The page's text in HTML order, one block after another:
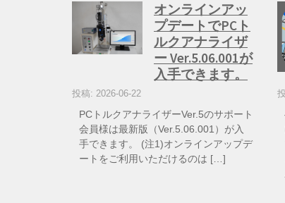
オンラインアッ
プデートでPCト
ルクアナライザ
ー Ver.5.06.001が
入手できます。
投稿: 2026-06-22
PCトルクアナライザーVer.5のサポート
会員様は最新版（Ver.5.06.001）が入
手できます。 (注1)オンラインアップデ
ートをご利用いただけるのは […]